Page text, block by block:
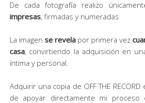
De cada fotografía realizo
impresas, firmadas y numeradas.
La imagen se revela por primera vez
casa, convirtiendo la adquisición en
íntima y personal.
Adquirir una copia de OFF THE
de apoyar directamente mi proceso